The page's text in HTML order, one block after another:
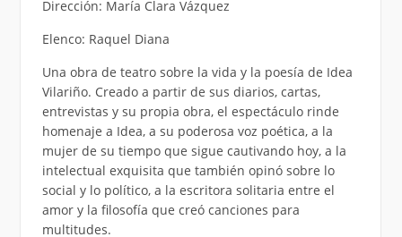
Dirección: María Clara Vázquez
Elenco: Raquel Diana
Una obra de teatro sobre la vida y la poesía de Idea
Vilariño. Creado a partir de sus diarios, cartas,
entrevistas y su propia obra, el espectáculo rinde
homenaje a Idea, a su poderosa voz poética, a la
mujer de su tiempo que sigue cautivando hoy, a la
intelectual exquisita que también opinó sobre lo
social y lo político, a la escritora solitaria entre el
amor y la filosofía que creó canciones para
multitudes.